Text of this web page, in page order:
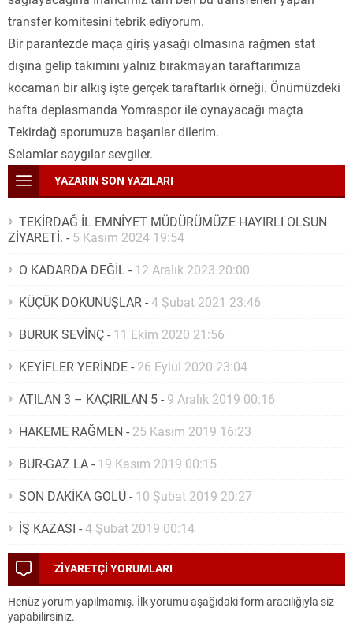
transfer komitesini tebrik ediyorum.
Bir parantezde maça giriş yasağı olmasına rağmen stat
dışına gelip takımını yalnız bırakmayan taraftarımıza
kocaman bir alkış işte gerçek taraftarlık örneği. Önümüzdeki
hafta deplasmanda Yomraspor ile oynayacağı maçta
Tekirdağ sporumuza başarılar dilerim.
Selamlar saygılar sevgiler.
YAZARIN SON YAZILARI
TEKİRDAĞ İL EMNİYET MÜDÜRÜMÜZE HAYIRLI OLSUN
ZİYARETİ. - 5 Kasım 2024 19:54
O KADARDA DEĞİL- 12 Aralık 2023 20:00
KÜÇÜK DOKUNUŞLAR-4 Şubat 2021 23:46
BURUK SEVİNÇ- 11 Ekim 2020 21:56
KEYİFLER YERİNDE- 26 Eylül 2020 23:04
ATILAN 3 – KAÇIRILAN 5- 9 Aralık 2019 00:16
HAKEME RAĞMEN - 25 Kasım 2019 16:23
BUR-GAZ LA- 19 Kasım 2019 00:15
SON DAKİKA GOLÜ- 10 Şubat 2019 20:27
İŞ KAZASI -4 Şubat 2019 00:14
ZİYARETÇİ YORUMLARI
Henüz yorum yapılmamış. İlk yorumu aşağıdaki form aracılığıyla siz
yapabilirsiniz.